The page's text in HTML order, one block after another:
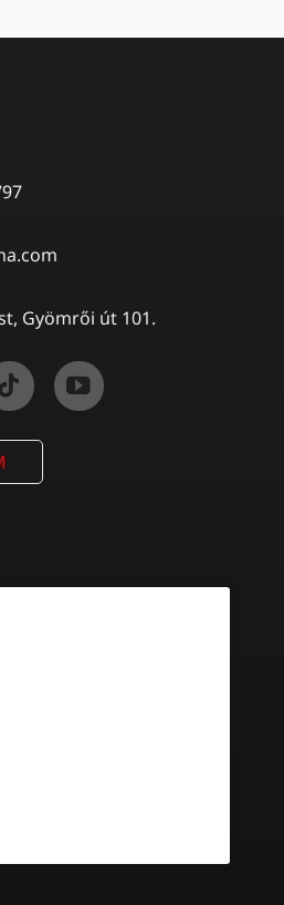
Gyömrői út 101.